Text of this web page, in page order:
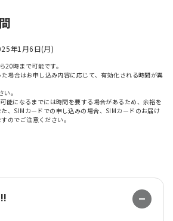
年1月6日(月)
時まで可能です。
場合はお申し込み内容に応じて、有効化される時間が異
い。
能になるまでには時間を要する場合があるため、余裕を
、SIMカードでの申し込みの場合、SIMカードのお届け
のでご注意ください。